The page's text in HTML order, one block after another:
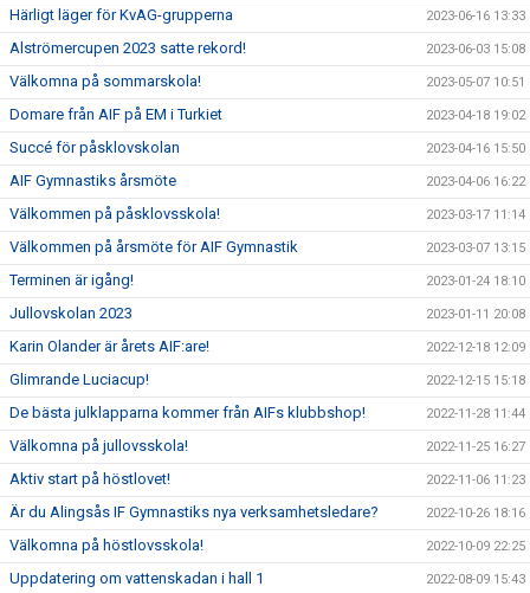
Härligt läger för KvAG-grupperna 2023-06-16 13:33
Alströmercupen 2023 satte rekord! 2023-06-03 15:08
Välkomna på sommarskola! 2023-05-07 10:51
Domare från AIF på EM i Turkiet 2023-04-18 19:02
Succé för påsklovskolan 2023-04-16 15:50
AIF Gymnastiks årsmöte 2023-04-06 16:22
Välkommen på påsklovsskola! 2023-03-17 11:14
Välkommen på årsmöte för AIF Gymnastik 2023-03-07 13:15
Terminen är igång! 2023-01-24 18:10
Jullovskolan 2023 2023-01-11 20:08
Karin Olander är årets AIF:are! 2022-12-18 12:09
Glimrande Luciacup! 2022-12-15 15:18
De bästa julklapparna kommer från AIFs klubbshop! 2022-11-28 11:44
Välkomna på jullovsskola! 2022-11-25 16:27
Aktiv start på höstlovet! 2022-11-06 11:23
Är du Alingsås IF Gymnastiks nya verksamhetsledare? 2022-10-26 18:16
Välkomna på höstlovsskola! 2022-10-09 22:25
Uppdatering om vattenskadan i hall 1 2022-08-09 15:43